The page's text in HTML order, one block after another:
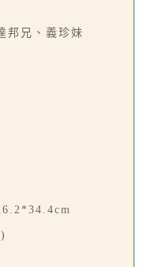
邦兄、義珍妹